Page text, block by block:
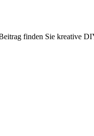
finden Sie kreative